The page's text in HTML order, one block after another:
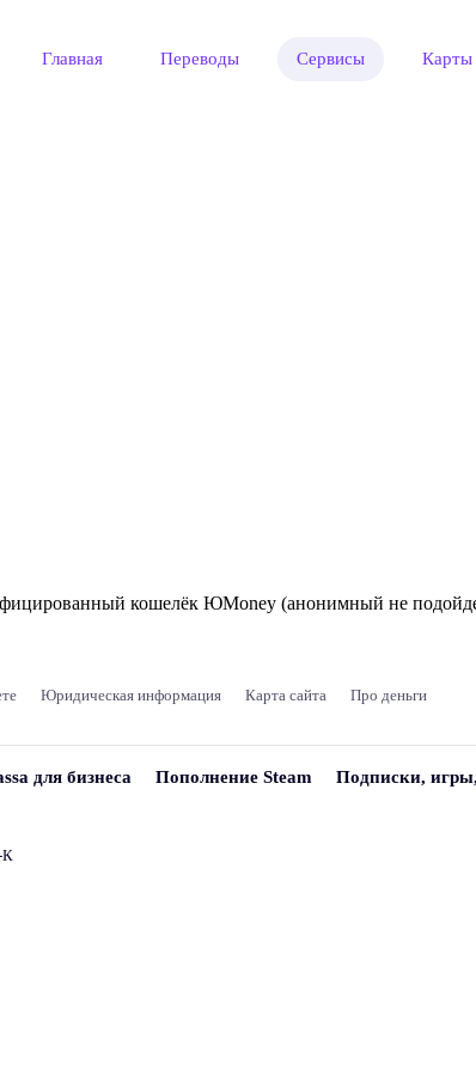
Главная Переводы Сервисы Карты
кошелёк ЮMoney (анонимный не
Юридическая информация Карта сайта Про деньги
для бизнеса Пополнение Steam Подписки,